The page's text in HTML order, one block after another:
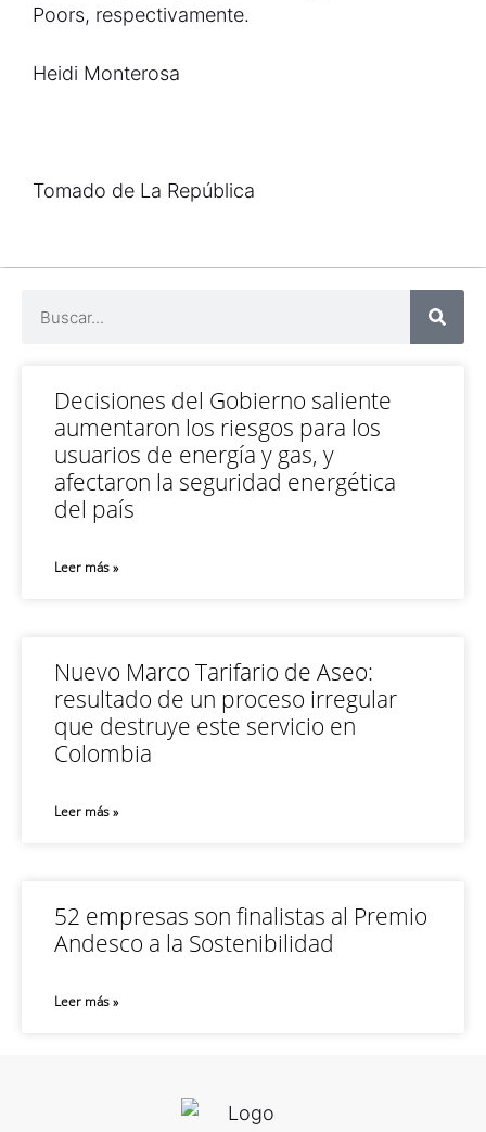
Poors, respectivamente.
Heidi Monterosa
Tomado de La República
Decisiones del Gobierno saliente
aumentaron los riesgos para los
usuarios de energía y gas, y
afectaron la seguridad energética
del país
Leer más »
Nuevo Marco Tarifario de Aseo:
resultado de un proceso irregular
que destruye este servicio en
Colombia
Leer más »
52 empresas son finalistas al Premio
Andesco a la Sostenibilidad
Leer más »